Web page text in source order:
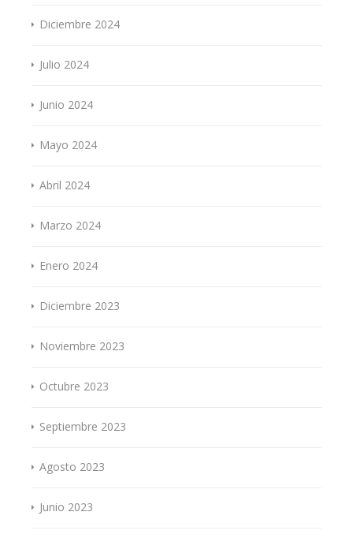
Diciembre 2024
Julio 2024
Junio 2024
Mayo 2024
Abril 2024
Marzo 2024
Enero 2024
Diciembre 2023
Noviembre 2023
Octubre 2023
Septiembre 2023
Agosto 2023
Junio 2023